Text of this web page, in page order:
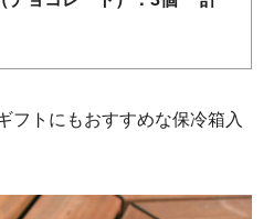
フトにもおすすめな保冷箱入